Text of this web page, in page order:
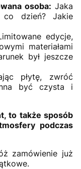
osoba: Jaka
dzień? Jakie
edycje,
materiałami
był jeszcze
płytę, zwróć
być czysta i
to także sposób
podczas
zamówienie już